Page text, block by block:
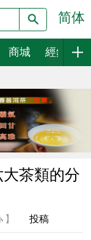
简体
商城 經銷
茶類的分
】 投稿